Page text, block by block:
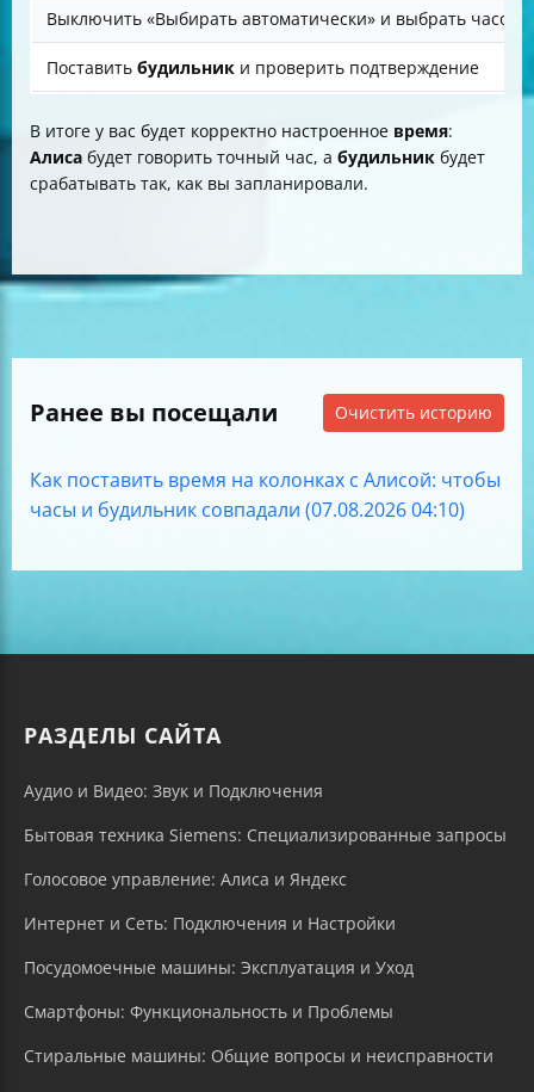
Выключить «Выбирать автоматически» и выбрать
Поставить будильник и проверить подтверждение
В итоге у вас будет корректно настроенное время:
Алиса будет говорить точный час, а будильник будет
срабатывать так, как вы запланировали.
Ранее вы посещали Очистить историю
Как поставить время на колонках с Алисой: чтобы
часы и будильник совпадали (07.08.2026 04:10)
РАЗДЕЛЫ САЙТА
Аудио и Видео: Звук и Подключения
Бытовая техника Siemens: Специализированные запросы
Голосовое управление: Алиса и Яндекс
Интернет и Сеть: Подключения и Настройки
Посудомоечные машины: Эксплуатация и Уход
Смартфоны: Функциональность и Проблемы
Стиральные машины: Общие вопросы и неисправности